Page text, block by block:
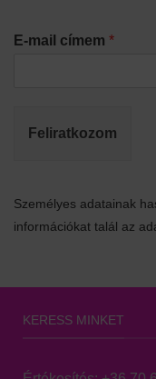
E-mail címem *
Feliratkozom
Személyes adatainak
információkat talál az
KERESS MINKET